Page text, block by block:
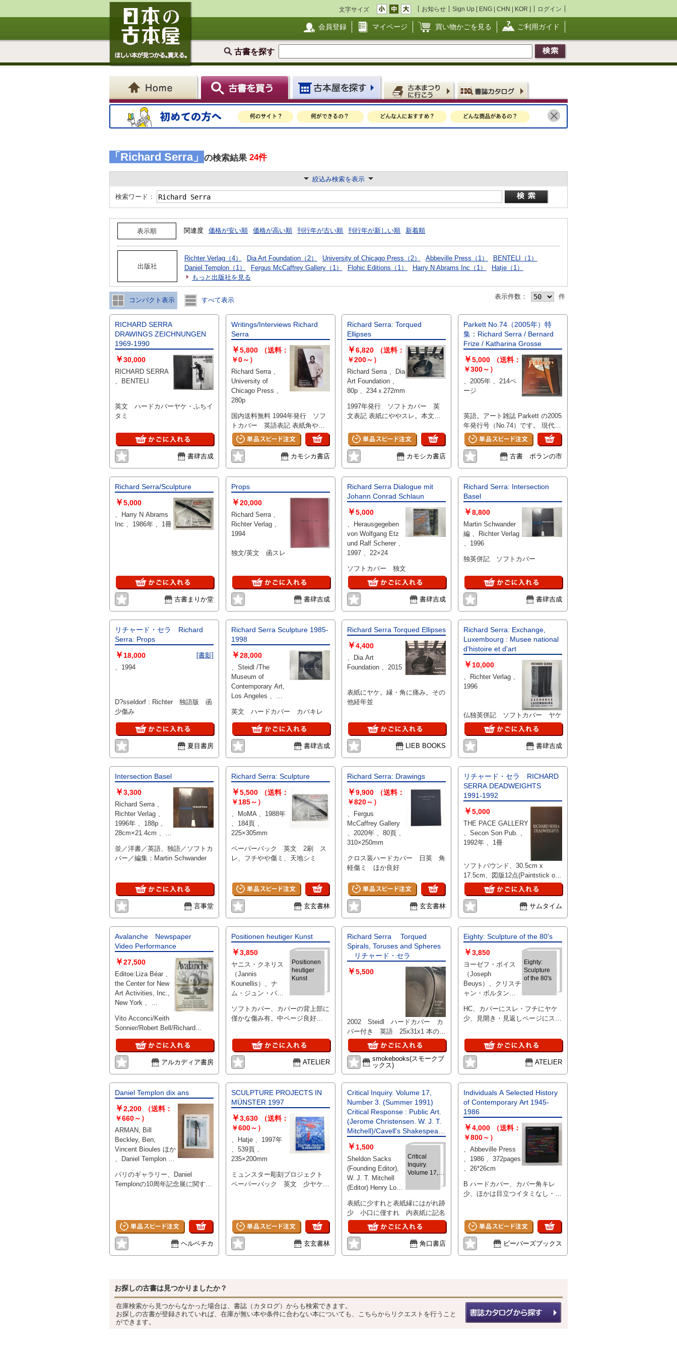
文字サイズ お知らせ Sign Up [ ENG | CHN | KOR ] ログイン
会員登録 マイページ 買い物かごを見る ご利用ガイド
古書を探す
「Richard Serra」 の検索結果 24件
絞込み検索を表示
検索ワード：
表示順 関連度 価格が安い順 価格が高い順 刊行年が古い順 刊行年が新しい順 新着順
出版社
Richter Verlag（4） Dia Art Foundation（2） University of Chicago Press（2） Abbeville Press（1）
BENTELI（1）
Daniel Templon（1）
Fergus McCaffrey Gallery（1） Flohic Editions（1） Harry N Abrams Inc（1）
Hatje（1）
もっと出版社を見る
コンパクト表示 すべて表示 表示件数： 件
RICHARD SERRA
DRAWINGS ZEICHNUNGEN
1969-1990
￥30,000
RICHARD SERRA
、BENTELI
英文 ハードカバーヤケ・ふちイ
タミ
書肆吉成
Writings/Interviews Richard
Serra
￥5,800
（送料：
￥0～）
Richard Serra 、
University of
Chicago Press 、
280p
国内送料無料 1994年発行 ソフ
トカバー 英語表記 表紙角やや
スレ。本文書き込みなどはなく保
存良好です。
カモシカ書店
Richard Serra: Torqued
Ellipses
￥6,820
（送料：
￥200～）
Richard Serra 、Dia
Art Foundation 、
80p 、234ｘ272mm
1997年発行 ソフトカバー 英
文表記 表紙にややスレ。本文ま
か書き込みなどなく、ご通読に問
題はございません。
カモシカ書店
Parkett No.74（2005年）特
集：Richard Serra / Bernard
Frize / Katharina Grosse
￥5,000
（送料：
￥300～）
、2005年 、214ペ
ージ
英語。アート雑誌 Parkett の2005
年発行号（No.74）です。 現代美
術を代表するアーティスト リチ
ャード・セラ、ベルナール・フリ
ゼ、カタリーナ・グロッセ を中
心に、多数の作家を取り上げた充
概要 本号では、以下の特別寄
稿・論考が収録されています： •
Richard Serra • Hal
Foster「Richard Serra in Bilbao」
• Kate D. Nesin「Walking and
Looking on Videy Island」 •
Theodora Vischer「Richard
Baker「The Mind’s Mobility」 •
• Bernard Frize • Katy Siegel &
Paul Mattick「Art and Industry」
• Jordan Kantor「The
Reconstitution of Time Past」 •
of Colors」 • Edition for Parkett:
Bernard Frize • Katharina Grosse
• Gregory Volk「Uninhibited
Thinking in Public Space」 •
Hans Ulrich Obristとの対談 •
Roman Kurzmeyer「RefleXiv」 •
Edition for Parkett: Katharina
Mutu、Jockum Nordström、Lucy
McKenzie、Corey McCorkle な
ど、同時代の重要作家に関するレ
ビュー・論考も収録。 アート研
究やコレクションに最適な、読み
応えのある一冊です。
古書 ポランの市
Richard Serra/Sculpture
￥5,000
、Harry N Abrams
Inc 、1986年 、1冊
古書まりか堂
Props
￥20,000
Richard Serra 、
Richter Verlag 、
1994
独文/英文 函スレ
書肆吉成
Richard Serra Dialogue mit
Johann Conrad Schlaun
￥5,000
、Herausgegeben
von Wolfgang Etz
und Ralf Scherer 、
1997 、22×24
ソフトカバー 独文
書肆吉成
Richard Serra: Intersection
Basel
￥8,800
Martin Schwander
編 、Richter Verlag
、1996
独英併記 ソフトカバー
書肆吉成
リチャード・セラ Richard
Serra: Props
[書影]
￥ 18,000
、1994
D?sseldorf : Richter 独語版 函
少傷み
夏目書房
Richard Serra Sculpture 1985-
1998
￥28,000
、Steidl /The
Museum of
Contemporary Art,
Los Angeles 、
英文 ハードカバー カバキレ
書肆吉成
Richard Serra Torqued Ellipses
￥4,400
、Dia Art
Foundation 、2015
表紙にヤケ。縁・角に痛み。その
他経年並
LIEB BOOKS
Richard Serra: Exchange,
Luxembourg : Musee national
d'histoire et d'art
￥ 10,000
、Richter Verlag 、
1996
仏独英併記 ソフトカバー ヤケ
書肆吉成
Intersection Basel
￥3,300
Richard Serra 、
Richter Verlag 、
1996年 、188p 、
28cm×21.4cm 、1
並／洋書／英語、独語／ソフトカ
バー／編集：Martin Schwander
言事堂
Richard Serra: Sculpture
￥5,500
（送料：
￥185～）
、MoMA 、1988年
、184頁 、
225×305mm
ペーパーバック 英文 2刷 ス
レ、フチやや傷ミ、天地シミ
玄玄書林
Richard Serra: Drawings
￥9,900
（送料：
￥820～）
、Fergus
McCaffrey Gallery
、2020年 、80頁 、
310×250mm
クロス装ハードカバー 日英 角
軽傷ミ ほか良好
玄玄書林
リチャード・セラ RICHARD
SERRA DEADWEIGHTS
1991-1992
￥5,000
THE PACE GALLERY
、Secon Son Pub. 、
1992年 、1冊
ソフトバウンド、30.5cm x
17.5cm、図版12点(Paintstick on
Paper)、軽いツカレ有 ◎国内送
料無料
サムタイム
Avalanche Newspaper
Video Performance
￥27,500
Editoe:Liza Béar 、
the Center for New
Art Activities, Inc.,
New York 、
36p 、42x29㎝ 、１
部
Vito Acconci/Keith
Sonnier/Robert Bell/Richard
Serra/Josef Beuys/Chris
Burden/Ulrike
Rosenbach/Willoughby
Sharp/Dennis Oppenheim/William
Wegman 折れ目から折りたたん
でお送りします。
アルカディア書房
Positionen heutiger Kunst
Positionen
heutiger
Kunst
￥3,850
ヤニス・クネリス
（Jannis
Kounellis）、ナ
ム・ジュン・パイ
Paik）、フラン
ク・ステラ（Frank
メルツ（Mario
Merz）、リチャー
ド・セラ（Richard
Serra）、サイ・ト
Twombly） 、
Staatliche Museen
Preussischer
Kulturbessitz 、
1988 、1
ソフトカバー、カバーの背上部に
僅かな傷み有。中ページ良好
ATELIER
Richard Serra Torqued
Spirals, Toruses and Spheres
リチャード・セラ
￥5,500
2002 Steidl ハードカバー カ
バー付き 英語 25x31x1 本の状
態：すれ 天しみ 少 ねじれた
螺旋 球体の作品集
smokebooks(スモークブ
ックス)
Eighty: Sculpture of the 80's
Eighty:
Sculpture
of the 80's
￥3,850
ヨーゼフ・ボイス
（Joseph
Beuys）、クリスチ
ャン・ボルタンス
Boltanski）、ソ
ル・ルウィット
チャード・セラ
（Richard Serra）
他 、Flohic Editions
HC、カバーにスレ・フチにヤケ
少、見開き・見返しページにスレ
ISBN 2908787008
ATELIER
Daniel Templon dix ans
￥2,200
（送料：
￥660～）
ARMAN, Bill
Beckley, Ben,
Vincent Bioules ほか
、Daniel Templon 、
、28×21cm 、1
パリのギャラリー、Daniel
Templonの10周年記念展に関する
Cane、Dan Flavin、Don Judd、
Ellsworth Kelly、Willem de
Kooning、Olivier Mosset、Robert
Motherwell、Kenneth Noland、
ロ図版・テキストを収録した現代
美術資料。 ▼ 状態 ・カバー：表
紙少スレ、少ヤケ、角イタミ、下
角に小剥がれ ・本体：表紙まわ
りに軽い使用感 ・小口：特記す
ヘルベチカ
SCULPTURE PROJECTS IN
MÜNSTER 1997
￥3,630
（送料：
￥600～）
、Hatje 、1997年
、539頁 、
235×200mm
ミュンスター彫刻プロジェクト
ペーパーバック 英文 少ヤケ、
Christine Borland, Daniel Buren,
Janet Cardiff, Maurizio Cattelan,
Stephen Craig, Richard Deacon,
Mark Dion, Stan Douglas, Maria
Graham, Marie-Ange Guilleminot,
Hans Haacke, Raymond Hains,
Georg Herold, Thomas
玄玄書林
Critical Inquiry. Volume 17,
Number 3. (Summer 1991)
Critical Response : Public Art.
(Jerome Christensen. W. J. T.
Mitchell)/Cavell's Shakespeare
(Jonathan Crewe James
Conant. Gerald L.
Bruns)/Kristeva and Poetry
(Toril Moi. Calvin Bedient)
Critical
Inquiry.
Volume 17,
(Summer
Response :
Public Art.
(Jerome
Christensen.
Mitchell)/Cavell's
and Poetry
(Toril Moi.
￥ 1,500
Sheldon Sacks
(Founding Editor),
W. J. T. Mitchell
(Editor) Henry Louis
Deleuze/ David
Saunders, and Ian
Hunter/Brook
Thomas/Barbara
Hoffman/Richard
Serra/Heinz
表紙に少すれと表紙縁にはがれ跡
少 小口に僅すれ 内表紙に記名
角口書店
Individuals A Selected History
of Contemporary Art 1945-
1986
￥4,000
（送料：
￥800～）
、Abbeville Press
、1986 、372pages
、26*26cm
B ハードカバー、カバー角キレ
少、ほかは目立つイタミなし・並
し出し、個々のアーティストがい
かにその進化に貢献してきたかを
示したもの。ジャクソン・ポロッ
ク、ヨーゼフ・ボイスからフラン
モノクロ図版を収録。 WILLEM
DE KOONING JACKSON
POLLOCK SAM FRANCIS
ビーバーズブックス
お探しの古書は見つかりましたか？
在庫検索から見つからなかった場合は、書誌（カタログ）からも検索できます。
お探しの古書が登録されていれば、在庫が無い本や条件に合わない本についても、こちらからリクエストを行うこと
ができます。